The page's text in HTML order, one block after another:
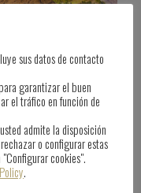
sus datos de contacto
garantizar el buen
el tráfico en función de
admite la disposición
o configurar estas
cookies".
.